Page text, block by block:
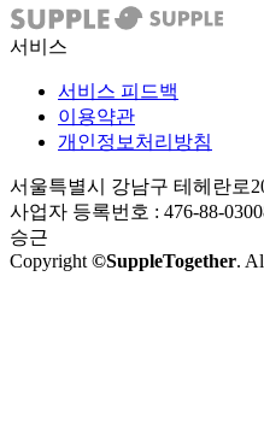
서비스
서비스 피드백
이용약관
개인정보처리방침
서울특별시 강남구 테헤란로
사업자 등록번호 : 476-88-
승근
Copyright ©SuppleTogether.